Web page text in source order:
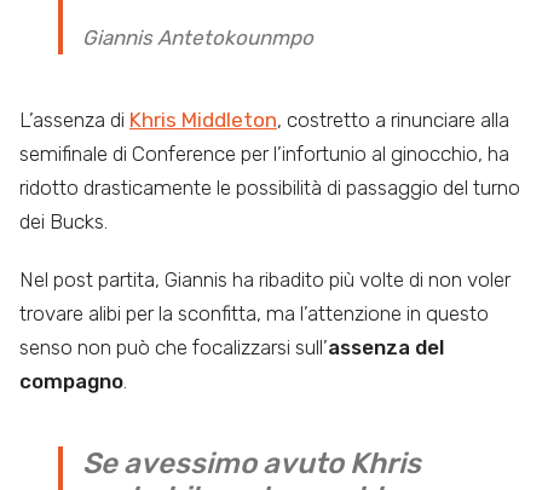
Giannis Antetokounmpo
L’assenza di Khris Middleton, costretto a rinunciare alla
semifinale di Conference per l’infortunio al ginocchio, ha
ridotto drasticamente le possibilità di passaggio del turno
dei Bucks.
Nel post partita, Giannis ha ribadito più volte di non voler
trovare alibi per la sconfitta, ma l’attenzione in questo
senso non può che focalizzarsi sull’assenza del
compagno.
Se avessimo avuto Khris